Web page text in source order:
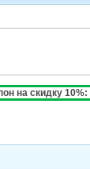
на скидку